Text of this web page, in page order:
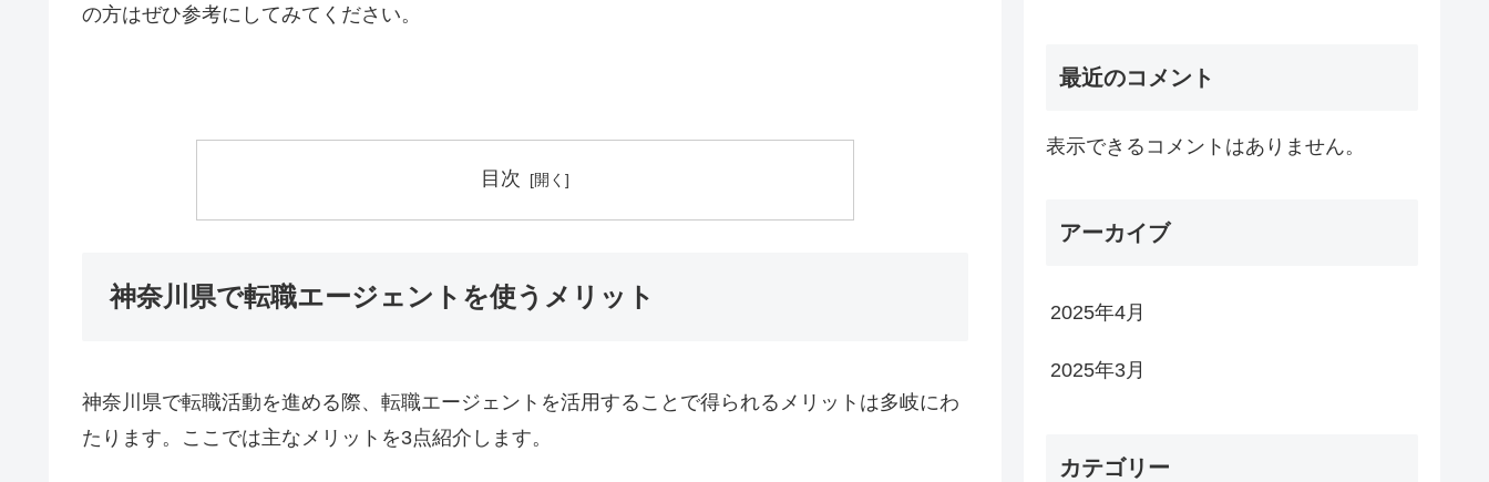
の方はぜひ参考にしてみてください。
目次
神奈川県で転職エージェントを使うメリット
神奈川県で転職活動を進める際、転職エージェントを活用することで得られるメリットは多岐にわ
たります。ここでは主なメリットを3点紹介します。
最近のコメント
表示できるコメントはありません。
アーカイブ
2025年4月
2025年3月
カテゴリー